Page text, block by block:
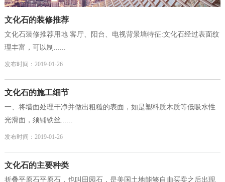
文化石的装修推荐
文化石装修推荐用地 客厅、阳台、电视背景墙特征:文化石经过表面纹
理丰富，可以制......
发布时间：2019-01-26
文化石的施工细节
一、将墙面处理干净并做出粗糙的表面，如是塑料质木质等低吸水性
光滑面，须铺铁丝......
发布时间：2019-01-26
文化石的主要种类
折叠平原石平原石，也叫田园石，是美国土地能够自由买卖之后出现